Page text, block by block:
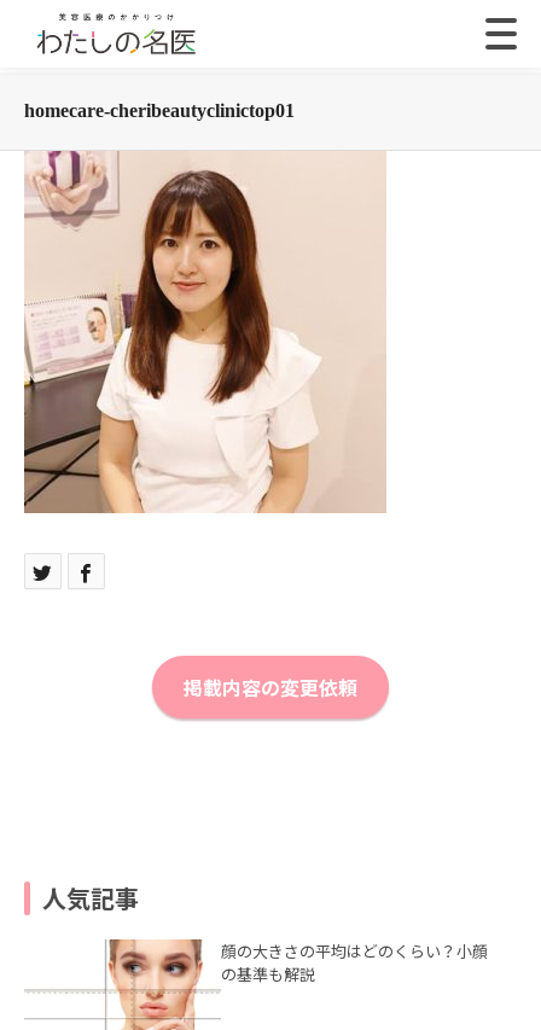
homecare-cheribeautyclinictop01
掲載内容の変更依頼
人気記事
顔の大きさの平均はどのくらい？小顔
の基準も解説